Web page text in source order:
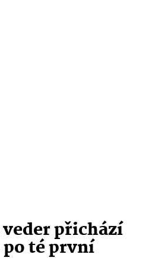
přichází
té první